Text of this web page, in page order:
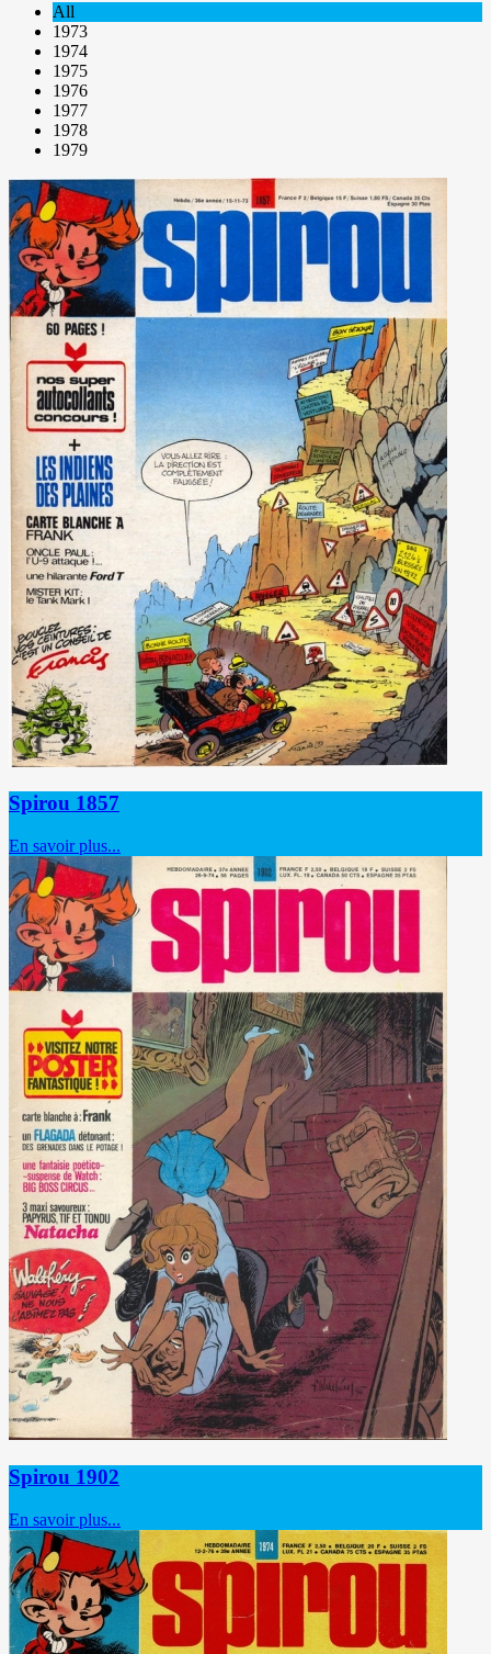
All
1973
1974
1975
1976
1977
1978
1979
Spirou 1857
En savoir plus...
Spirou 1902
En savoir plus...